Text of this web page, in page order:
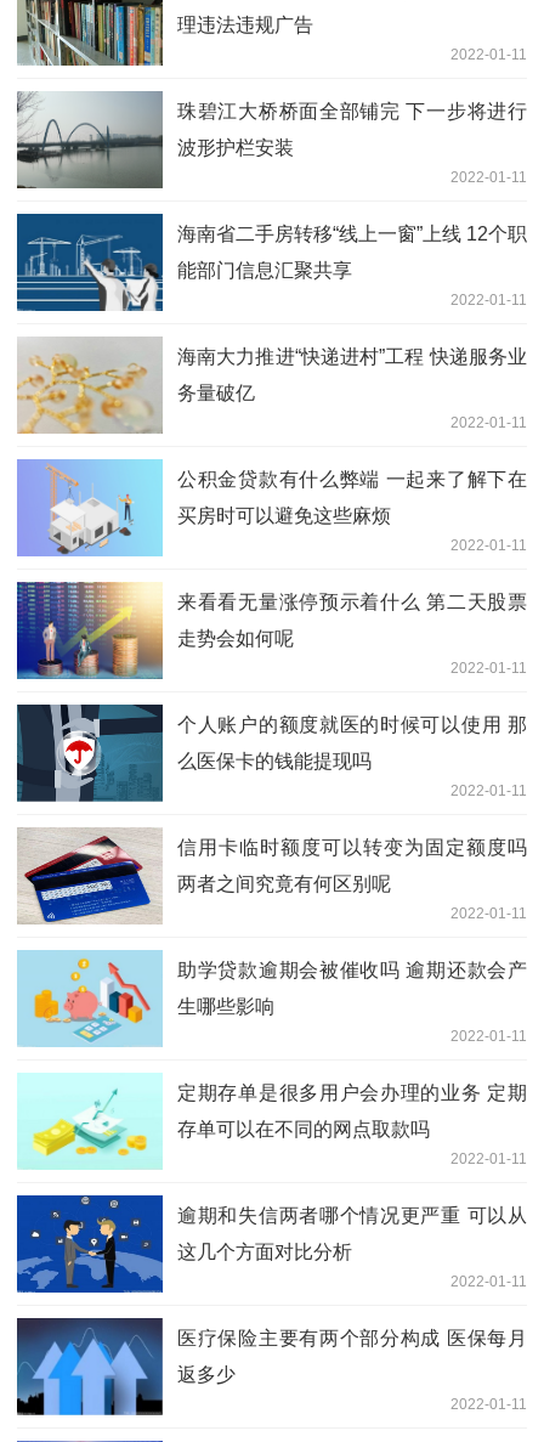
理违法违规广告
2022-01-11
珠碧江大桥桥面全部铺完 下一步将进行
波形护栏安装
2022-01-11
海南省二手房转移“线上一窗”上线 12个职
能部门信息汇聚共享
2022-01-11
海南大力推进“快递进村”工程 快递服务业
务量破亿
2022-01-11
公积金贷款有什么弊端 一起来了解下在
买房时可以避免这些麻烦
2022-01-11
来看看无量涨停预示着什么 第二天股票
走势会如何呢
2022-01-11
个人账户的额度就医的时候可以使用 那
么医保卡的钱能提现吗
2022-01-11
信用卡临时额度可以转变为固定额度吗
两者之间究竟有何区别呢
2022-01-11
助学贷款逾期会被催收吗 逾期还款会产
生哪些影响
2022-01-11
定期存单是很多用户会办理的业务 定期
存单可以在不同的网点取款吗
2022-01-11
逾期和失信两者哪个情况更严重 可以从
这几个方面对比分析
2022-01-11
医疗保险主要有两个部分构成 医保每月
返多少
2022-01-11